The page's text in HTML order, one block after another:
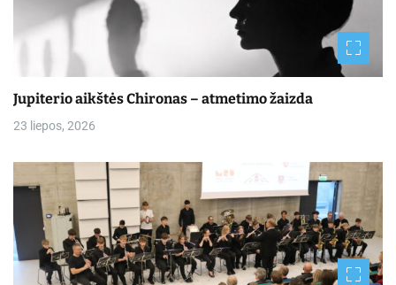
Jupiterio aikštės Chironas – atmetimo žaizda
23 liepos, 2026